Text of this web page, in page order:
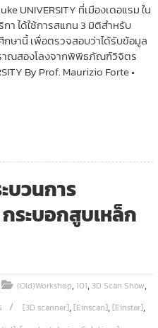
UNIVERSITY ที่เมืองเดอแรม ใน
า ได้ใช้การสแกน 3 มิติสำหรับ
านี้ เพื่อตรวจสอบว่าได้รับข้อมูล
าณสองโลงจากพิพิธภัณฑ์วิจิตร
By Prof. Maurizio Forte •
บวนการ
ระบอกสูบเหล็ก
(Old)Workshop,101,3D Scan Show,
[3D scanner],[Einscan],[Einstar],